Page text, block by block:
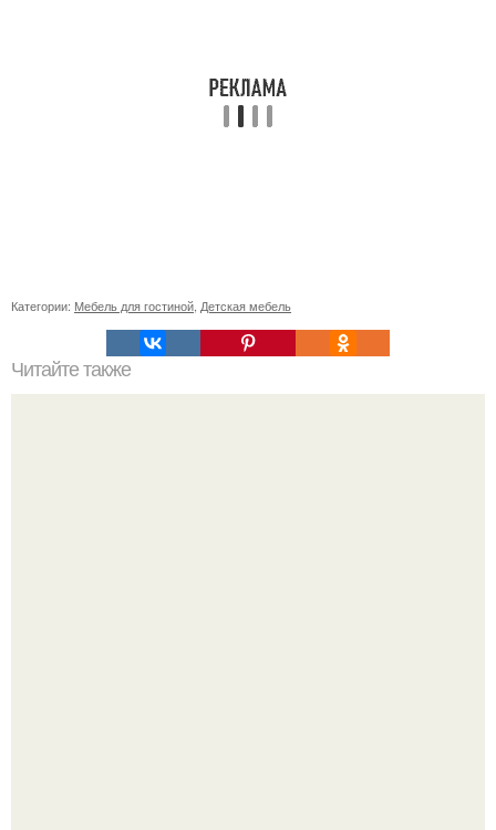
Категории: Мебель для гостиной Детская мебель
Читайте также